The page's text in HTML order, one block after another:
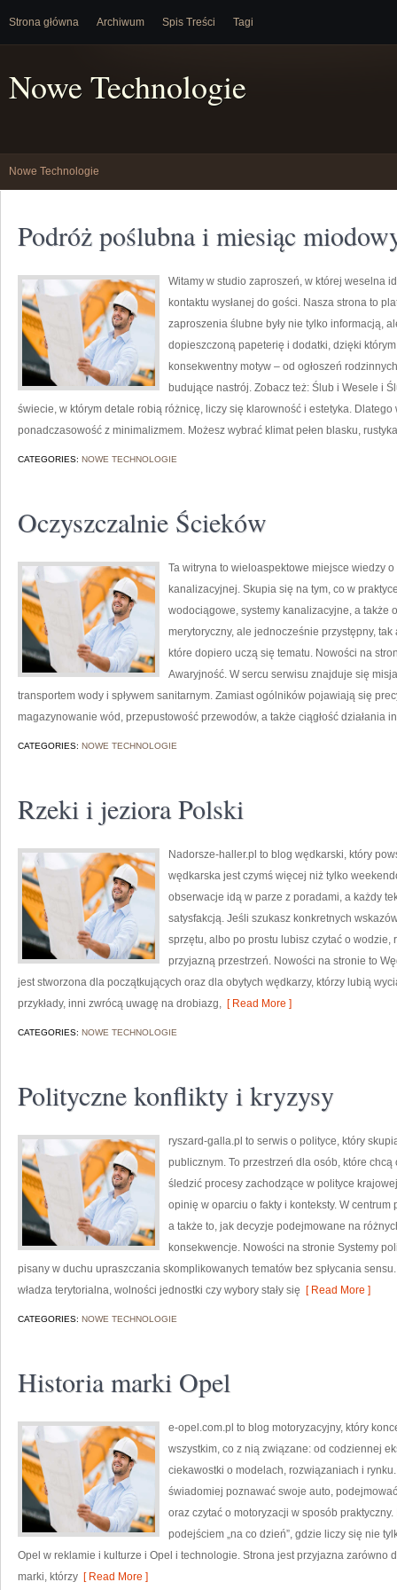
Strona główna Archiwum Spis Treści Tagi
Nowe Technologie
Nowe Technologie
Podróż poślubna i miesiąc
Witamy w studio zaproszeń, w której weselna
kontaktu wysłanej do gości. Nasza strona to
zaproszenia ślubne były nie tylko informacją,
dopieszczoną papeterię i dodatki, dzięki
konsekwentny motyw – od ogłoszeń
budujące nastrój. Zobacz też: Ślub i Wesele i
świecie, w którym detale robią różnicę, liczy się klarowność i estetyka. Dlatego
ponadczasowość z minimalizmem. Możesz wybrać klimat pełen blasku,
CATEGORIES: NOWE TECHNOLOGIE
Oczyszczalnie Ścieków
Ta witryna to wieloaspektowe miejsce wiedzy
kanalizacyjnej. Skupia się na tym, co w
wodociągowe, systemy kanalizacyjne, a także
merytoryczny, ale jednocześnie przystępny,
które dopiero uczą się tematu. Nowości na
Awaryjność. W sercu serwisu znajduje się
transportem wody i spływem sanitarnym. Zamiast ogólników pojawiają się
magazynowanie wód, przepustowość przewodów, a także ciągłość działania
CATEGORIES: NOWE TECHNOLOGIE
Rzeki i jeziora Polski
Nadorsze-haller.pl to blog wędkarski, który
wędkarska jest czymś więcej niż tylko
obserwacje idą w parze z poradami, a każdy
satysfakcją. Jeśli szukasz konkretnych
sprzętu, albo po prostu lubisz czytać o
przyjazną przestrzeń. Nowości na stronie to
jest stworzona dla początkujących oraz dla obytych wędkarzy, którzy lubią
przykłady, inni zwrócą uwagę na drobiazg, [ Read More ]
CATEGORIES: NOWE TECHNOLOGIE
Polityczne konflikty i kryzysy
ryszard-galla.pl to serwis o polityce, który
publicznym. To przestrzeń dla osób, które
śledzić procesy zachodzące w polityce
opinię w oparciu o fakty i konteksty. W
a także to, jak decyzje podejmowane na
konsekwencje. Nowości na stronie Systemy
pisany w duchu upraszczania skomplikowanych tematów bez spłycania
władza terytorialna, wolności jednostki czy wybory stały się [ Read More ]
CATEGORIES: NOWE TECHNOLOGIE
Historia marki Opel
e-opel.com.pl to blog motoryzacyjny, który
wszystkim, co z nią związane: od codziennej
ciekawostki o modelach, rozwiązaniach i
świadomiej poznawać swoje auto,
oraz czytać o motoryzacji w sposób
podejściem „na co dzień”, gdzie liczy się nie
Opel w reklamie i kulturze i Opel i technologie. Strona jest przyjazna zarówno
marki, którzy [ Read More ]